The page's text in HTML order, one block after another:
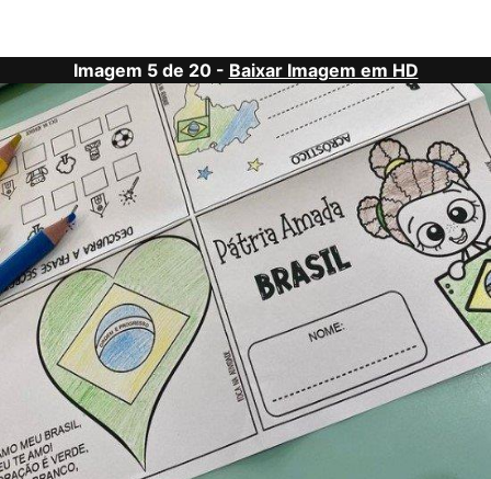
Imagem 5 de 20 - Baixar Imagem em HD